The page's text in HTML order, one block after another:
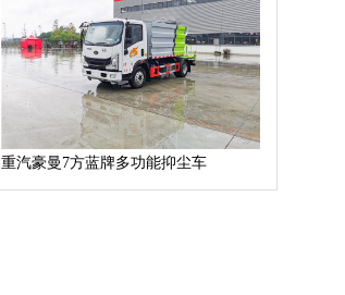
重汽豪曼7方蓝牌多功能抑尘车